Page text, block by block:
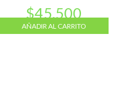
$45.500
AÑADIR AL CARRITO